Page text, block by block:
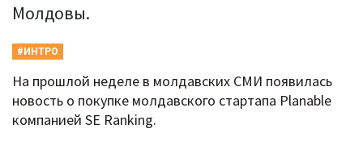
Молдовы.
#ИНТРО
На прошлой неделе в молдавских СМИ появилась
новость о покупке молдавского стартапа Planable
компанией SE Ranking.